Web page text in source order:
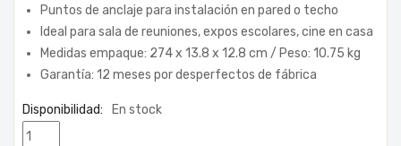
Puntos de anclaje para instalación en pared o techo
Ideal para sala de reuniones, expos escolares, cine en casa
Medidas empaque: 274 x 13.8 x 12.8 cm / Peso: 10.75 kg
Garantía: 12 meses por desperfectos de fábrica
Disponibilidad: En stock